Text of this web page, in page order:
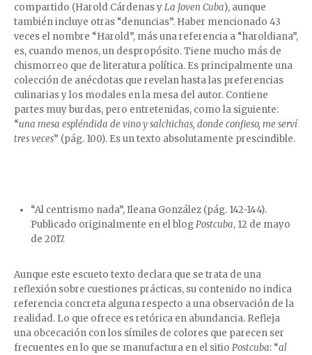
compartido (Harold Cárdenas yLa Joven Cuba), aunque
también incluye otras “denuncias”. Haber mencionado 43
veces el nombre “Harold”, más una referencia a “haroldiana”,
es, cuando menos, un despropósito. Tiene mucho más de
chismorreo que de literatura política. Es principalmente una
colección de anécdotas que revelan hasta las preferencias
culinarias y los modales en la mesa del autor. Contiene
partes muy burdas, pero entretenidas, como la siguiente:
“una mesa espléndida de vino y salchichas, donde confieso, me serví
tres veces” (pág. 100). Es un texto absolutamente prescindible.
“Al centrismo nada”, Ileana González (pág. 142-144).
Publicado originalmente en el blogPostcuba, 12 de mayo
de 2017.
Aunque este escueto texto declara que se trata de una
reflexión sobre cuestiones prácticas, su contenido no indica
referencia concreta alguna respecto a una observación de la
realidad. Lo que ofrece es retórica en abundancia. Refleja
una obcecación con los símiles de colores que parecen ser
frecuentes en lo que se manufactura en el sitio Postcuba: “al